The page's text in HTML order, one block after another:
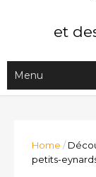
et
Home /
petits-